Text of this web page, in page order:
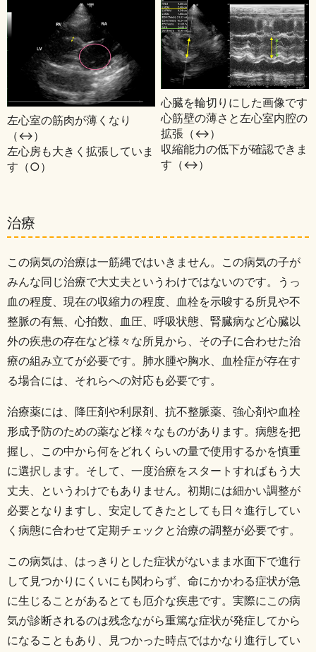
左心室の筋肉が薄くなり
（↔）
左心房も大きく拡張していま
す（○）
心臓を輪切りにした画像です
心筋壁の薄さと左心室内腔の
拡張（↔）
収縮能力の低下が確認できま
す（↔）
治療
この病気の治療は一筋縄ではいきません。 この病気の子が
みんな同じ治療で大丈夫というわけではないのです。
うっ
血の程度、現在の収縮力の程度、血栓を示唆する所見や不
整脈の有無、心拍数、血圧、呼吸状態、腎臓病など心臓以
外の疾患の存在など様々な所見から、その子に合わせた治
療の組み立てが必要です。 肺水腫や胸水、血栓症が存在す
る場合には、それらへの対応も必要です。
治療薬には、降圧剤や利尿剤、抗不整脈薬、強心剤や血栓
形成予防のための薬など様々なものがあります。 病態を把
握し、この中から何をどれくらいの量で使用するかを慎重
に選択します。 そして、一度治療をスタートすればもう大
丈夫、というわけでもありません。 初期には細かい調整が
必要となりますし、安定してきたとしても日々進行してい
く病態に合わせて定期チェックと治療の調整が必要です。
この病気は、はっきりとした症状がないまま水面下で進行
して見つかりにくいにも関わらず、命にかかわる症状が急
に生じることがあるとても厄介な疾患です。 実際にこの病
気が診断されるのは残念ながら重篤な症状が発症してから
になることもあり、見つかった時点ではかなり進行してい